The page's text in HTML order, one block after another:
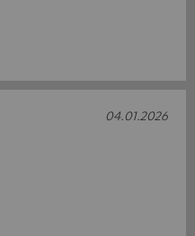
04.01.2026